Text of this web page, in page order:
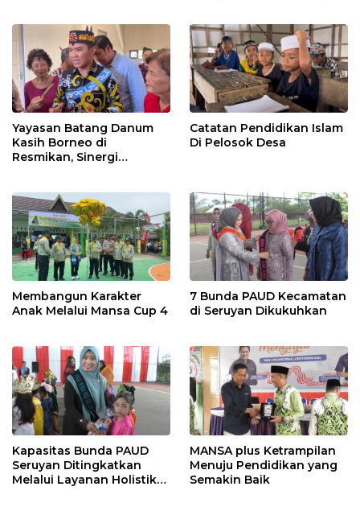
Yayasan Batang Danum
Kasih Borneo di
Resmikan, Sinergi
Catatan Pendidikan Islam
Di Pelosok Desa
Membangun Karakter
Anak Melalui Mansa Cup 4
7 Bunda PAUD Kecamatan
di Seruyan Dikukuhkan
Kapasitas Bunda PAUD
Seruyan Ditingkatkan
Melalui Layanan Holistik
MANSA plus Ketrampilan
Menuju Pendidikan yang
Semakin Baik